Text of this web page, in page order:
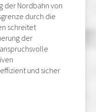
der Nordbahn von
durch die
schreitet
der
und sicher